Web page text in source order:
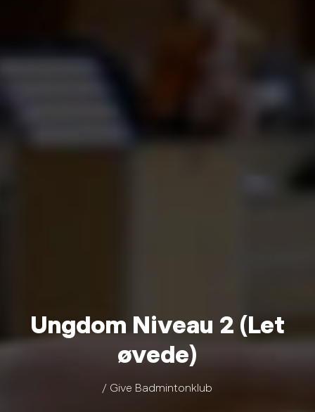
Ungdom Niveau 2 (Let
øvede)
/ Give Badmintonklub